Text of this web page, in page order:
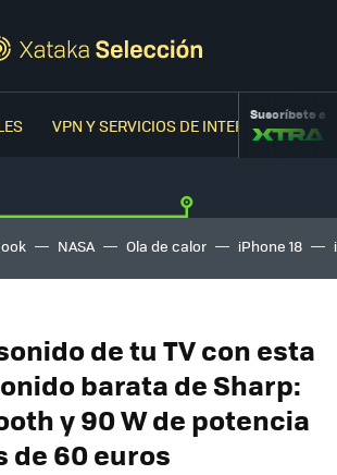
VPN Y SERVICIOS DE INTERNETSuscríbete a
NASA Ola de calor iPhone 18
de tu TV con esta
barata de Sharp:
y 90 W de potencia
de 60 euros